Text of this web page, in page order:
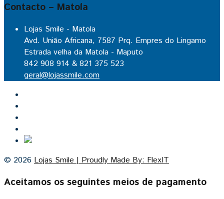
Contacto – Matola
Lojas Smile - Matola
Avd. União Africana, 7587 Prq. Empres do Lingamo
Estrada velha da Matola - Maputo
842 908 914 & 821 375 523
geral@lojassmile.com
© 2026 Lojas Smile | Proudly Made By: FlexIT
Aceitamos os seguintes meios de pagamento